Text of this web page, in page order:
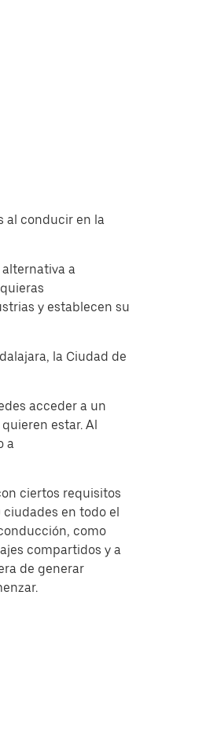
al conducir en la
a
y establecen su
la Ciudad de
acceder a un
estar. Al
a
ciertos requisitos
en todo el
como
compartidos y a
de generar